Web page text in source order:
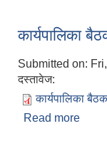
कार्यपालिका
Submitted on:
दस्तावेज:
कार्यपालिका
Read more